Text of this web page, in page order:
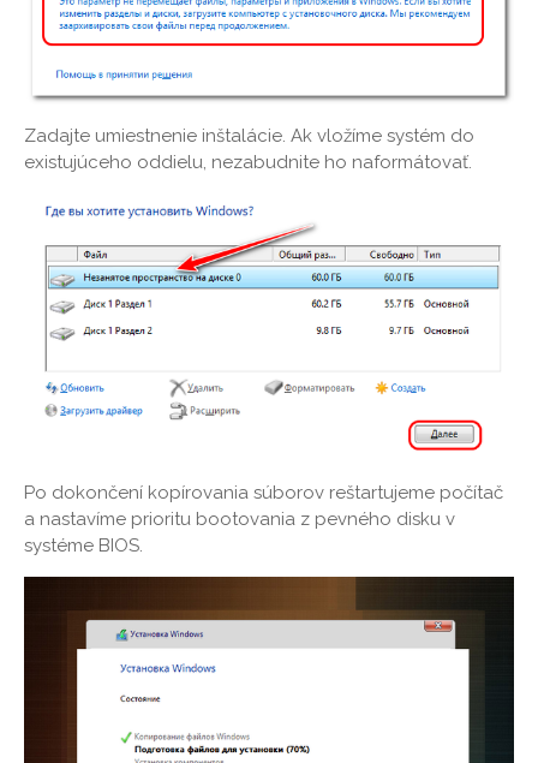
Zadajte umiestnenie inštalácie. Ak vložíme systém do
existujúceho oddielu, nezabudnite ho naformátovať.
Po dokončení kopírovania súborov reštartujeme počítač
a nastavíme prioritu bootovania z pevného disku v
systéme BIOS.